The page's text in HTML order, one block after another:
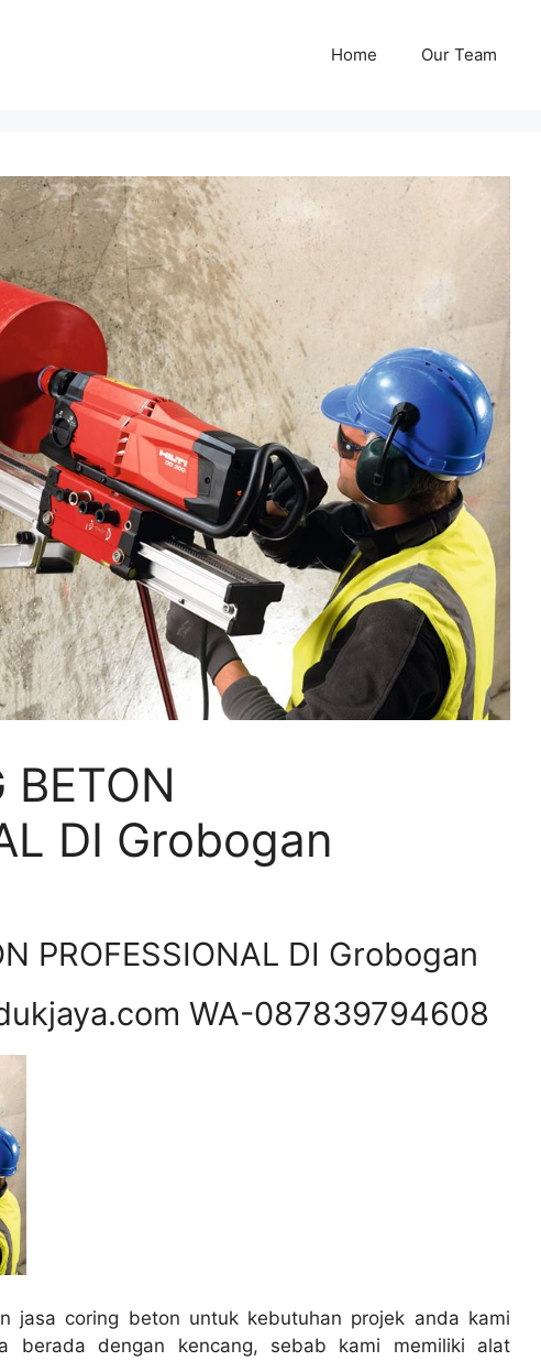
Home Our Team
BETON
DI Grobogan
PROFESSIONAL DI Grobogan
WA-087839794608
jasa coring beton untuk kebutuhan projek anda kami
berada dengan kencang, sebab kami memiliki alat